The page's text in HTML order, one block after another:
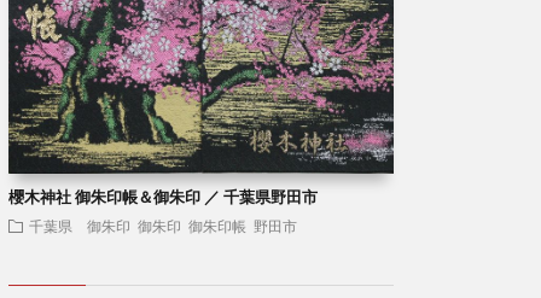
櫻木神社 御朱印帳＆御朱印 ／ 千葉県野田市
千葉県 御朱印 御朱印 御朱印帳 野田市